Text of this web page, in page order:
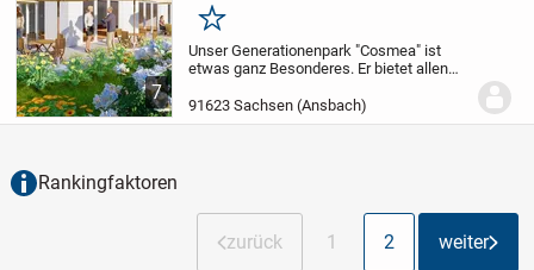
7
Merken
Unser Generationenpark "Cosmea" ist
etwas ganz Besonderes. Er bietet allen
selbstbestimmtes Leben brauchen, egal
ob zu zweit oder alleine.Moderne und
91623 Sachsen (Ansbach)
Rankingfaktoren
zurück 1 2 weiter